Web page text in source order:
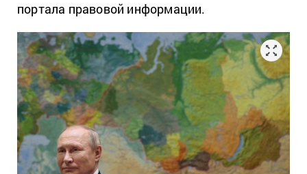
портала правовой информации.